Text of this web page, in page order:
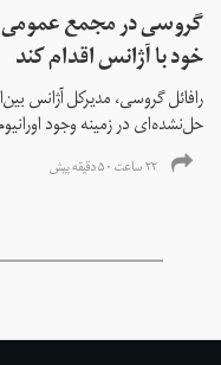
گروسی در مجمع عمومی
خود با آژانس اقدام کند
رافائل گروسی، مدیرکل آژانس
حل‌نشده‌ای در زمینه وجود
۲۲ ساعت ۵۰ دقیقه پیش